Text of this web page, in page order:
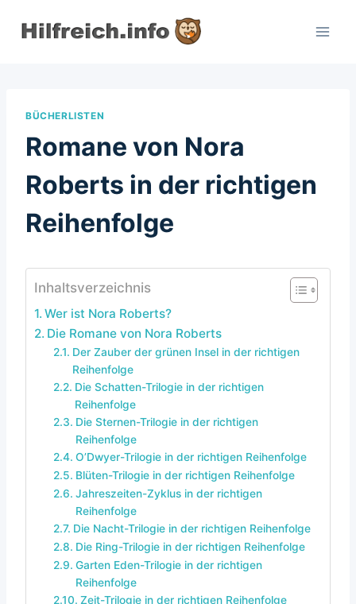
Inhalt
BÜCHERLISTEN
Romane von Nora
Roberts in der richtigen
Reihenfolge
Inhaltsverzeichnis
Wer ist Nora Roberts?
Die Romane von Nora Roberts
Der Zauber der grünen Insel in der richtigen
Reihenfolge
Die Schatten-Trilogie in der richtigen
Reihenfolge
Die Sternen-Trilogie in der richtigen
Reihenfolge
O’Dwyer-Trilogie in der richtigen Reihenfolge
Blüten-Trilogie in der richtigen Reihenfolge
Jahreszeiten-Zyklus in der richtigen
Reihenfolge
Die Nacht-Trilogie in der richtigen Reihenfolge
Die Ring-Trilogie in der richtigen Reihenfolge
Garten Eden-Trilogie in der richtigen
Reihenfolge
Zeit-Trilogie in der richtigen Reihenfolge